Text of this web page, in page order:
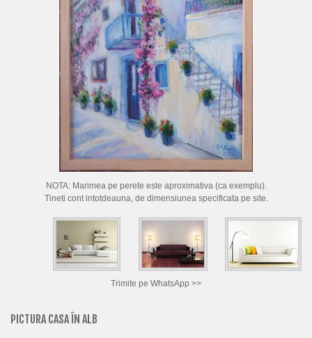
CUM CUMPAR TABLOURI
CUM VAND TABLOURI
PORTRETE LA COMANDA
NOTA: Marimea pe perete este aproximativa (ca exemplu).
Tineti cont intotdeauna, de dimensiunea specificata pe site.
Trimite pe WhatsApp >>
PICTURA CASA ÎN ALB